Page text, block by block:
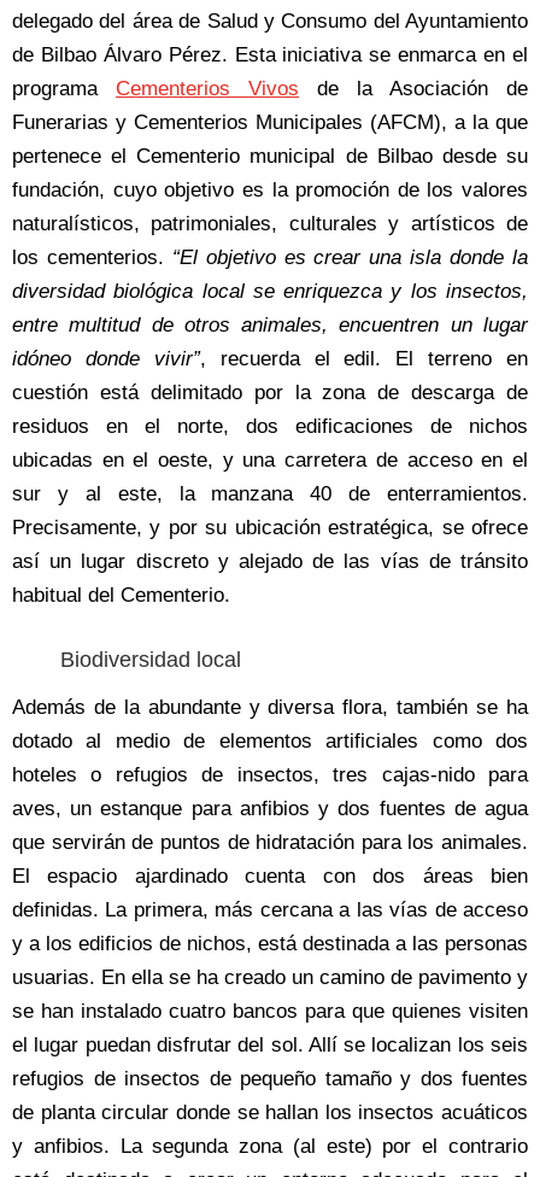
delegado del área de Salud y Consumo del Ayuntamiento
de Bilbao Álvaro Pérez. Esta iniciativa se enmarca en el
programa Cementerios Vivos de la Asociación de
Funerarias y Cementerios Municipales (AFCM), a la que
pertenece el Cementerio municipal de Bilbao desde su
fundación, cuyo objetivo es la promoción de los valores
naturalísticos, patrimoniales, culturales y artísticos de
los cementerios. “El objetivo es crear una isla donde la
diversidad biológica local se enriquezca y los insectos,
entre multitud de otros animales, encuentren un lugar
idóneo donde vivir”, recuerda el edil. El terreno en
cuestión está delimitado por la zona de descarga de
residuos en el norte, dos edificaciones de nichos
ubicadas en el oeste, y una carretera de acceso en el
sur y al este, la manzana 40 de enterramientos.
Precisamente, y por su ubicación estratégica, se ofrece
así un lugar discreto y alejado de las vías de tránsito
habitual del Cementerio.
Biodiversidad local
Además de la abundante y diversa flora, también se ha
dotado al medio de elementos artificiales como dos
hoteles o refugios de insectos, tres cajas-nido para
aves, un estanque para anfibios y dos fuentes de agua
que servirán de puntos de hidratación para los animales.
El espacio ajardinado cuenta con dos áreas bien
definidas. La primera, más cercana a las vías de acceso
y a los edificios de nichos, está destinada a las personas
usuarias. En ella se ha creado un camino de pavimento y
se han instalado cuatro bancos para que quienes visiten
el lugar puedan disfrutar del sol. Allí se localizan los seis
refugios de insectos de pequeño tamaño y dos fuentes
de planta circular donde se hallan los insectos acuáticos
y anfibios. La segunda zona (al este) por el contrario